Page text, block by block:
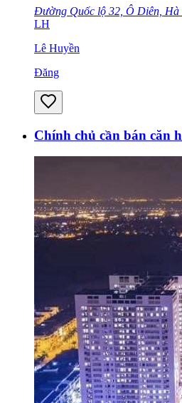
Đường Quốc lộ 32, Ô Diên, Hà
LH
Lê Huyền
Đăng
Chính chủ cần bán căn